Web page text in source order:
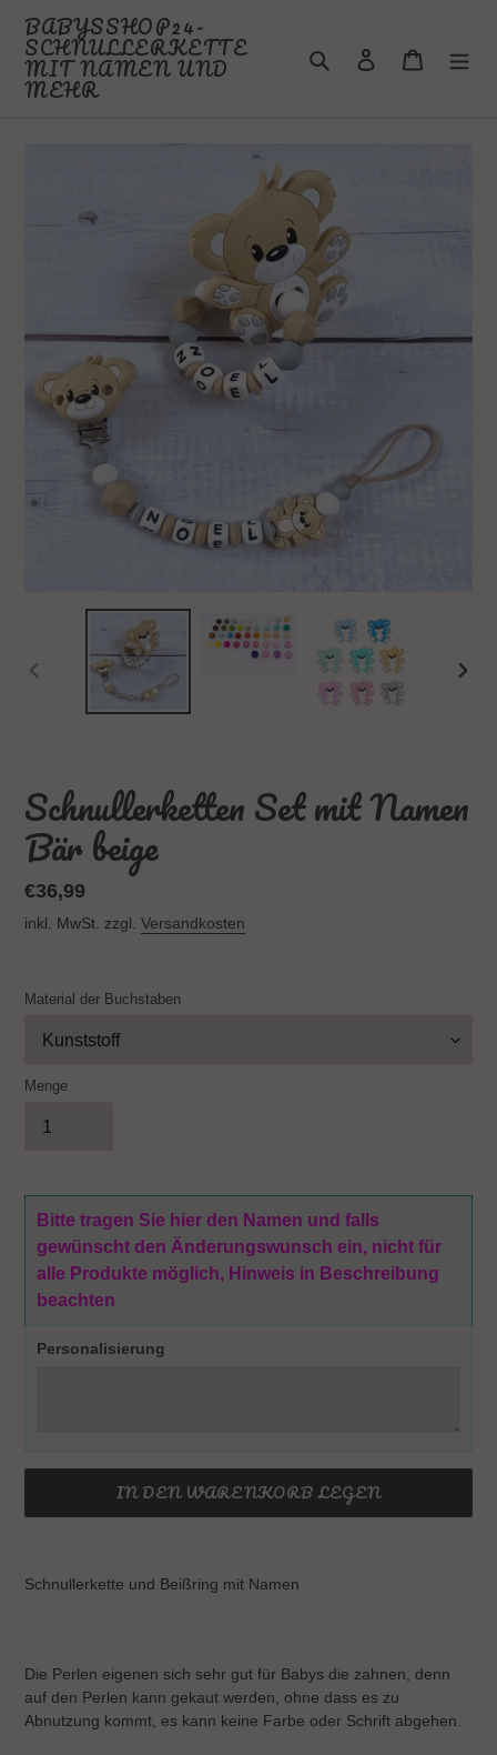
zum
Inhalt
BABYSSHOP24-
SCHNULLERKETTE
MIT NAMEN UND
MEHR
Suchen Einloggen
VORHERIGER
SCHIEBER
Schnullerketten Set mit Namen
Bär beige
Normaler
Preis
€36,99
inkl. MwSt. zzgl. Versandkosten
Material der Buchstaben
Menge
Bitte tragen Sie hier den Namen und falls
gewünscht den Änderungswunsch ein, nicht für
alle Produkte möglich, Hinweis in Beschreibung
beachten
Personalisierung
IN DEN WARENKORB LEGEN
Schnullerkette und Beißring mit Namen
Die Perlen eigenen sich sehr gut für Babys die zahnen, denn
auf den Perlen kann gekaut werden, ohne dass es zu
Abnutzung kommt, es kann keine Farbe oder Schrift abgehen.